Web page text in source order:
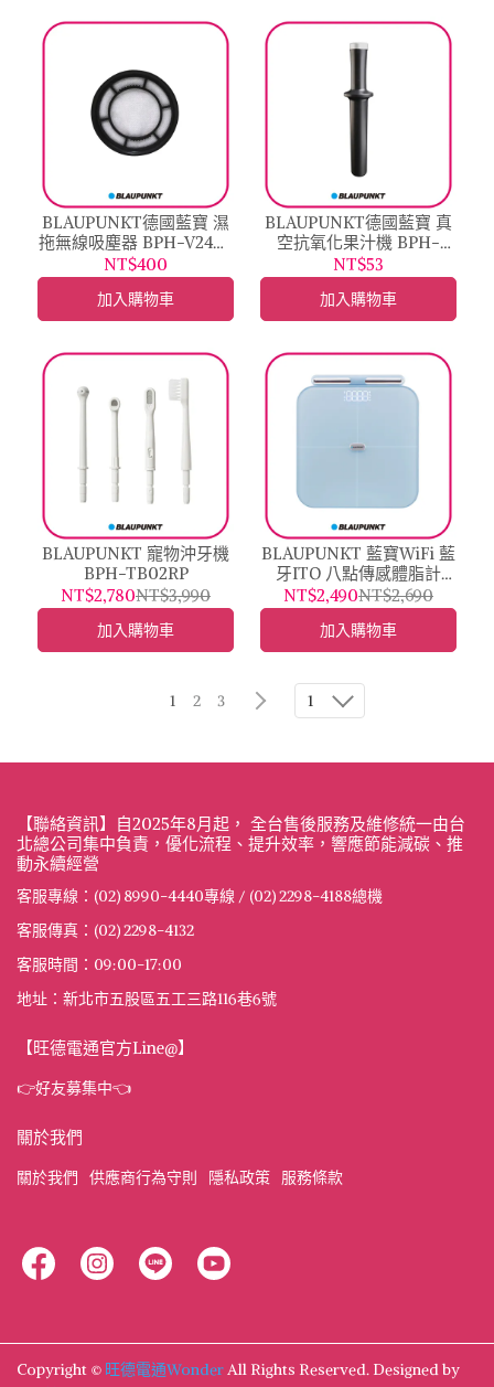
BLAUPUNKT德國藍寶 濕
拖無線吸塵器 BPH-V24D-
配件
NT$400
加入購物車
BLAUPUNKT德國藍寶 真
空抗氧化果汁機 BPH-
M01B-配件
NT$53
加入購物車
BLAUPUNKT 寵物沖牙機
BPH-TB02RP
NT$2,780NT$3,990
加入購物車
BLAUPUNKT 藍寶WiFi 藍
牙ITO 八點傳感體脂計
BPH-ME01W
NT$2,490NT$2,690
加入購物車
1 2 3 1
【聯絡資訊】自2025年8月起， 全台售後服務及維修統一由台
北總公司集中負責，優化流程、提升效率，響應節能減碳、推
動永續經營
客服專線：(02) 8990-4440專線 / (02) 2298-4188總機
客服傳真：(02) 2298-4132
客服時間：09:00-17:00
地址：新北市五股區五工三路116巷6號
【旺德電通官方Line@】
👉好友募集中👈
關於我們
關於我們 供應商行為守則 隱私政策 服務條款
Copyright © 旺德電通WonderAll Rights Reserved. Designed by